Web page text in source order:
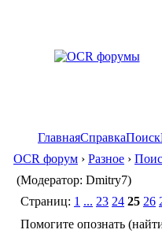
ГлавнаяСправкаПоиск
OCR форум › Разное ›
(Модератор: Dmitry7)
Страниц: 1 ... 23 24 25 26
Помогите опознать